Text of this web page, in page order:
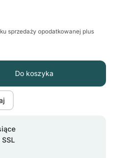
sprzedaży opodatkowanej plus
Do koszyka